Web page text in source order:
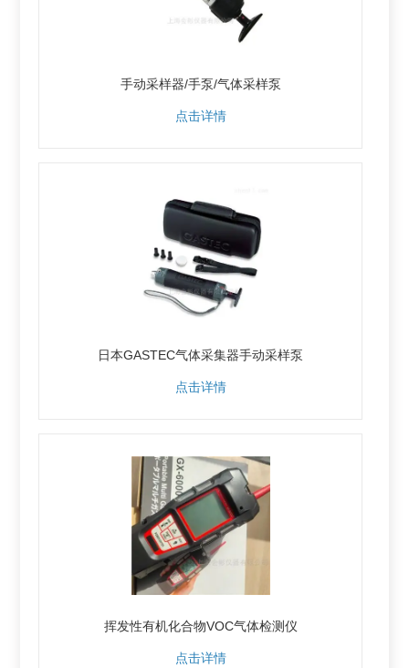
手动采样器/手泵/气体采样泵
点击详情
日本GASTEC气体采集器手动采样泵
点击详情
挥发性有机化合物VOC气体检测仪
点击详情